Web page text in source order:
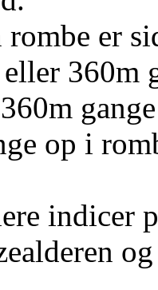
rombe er
360m
op i
indicer